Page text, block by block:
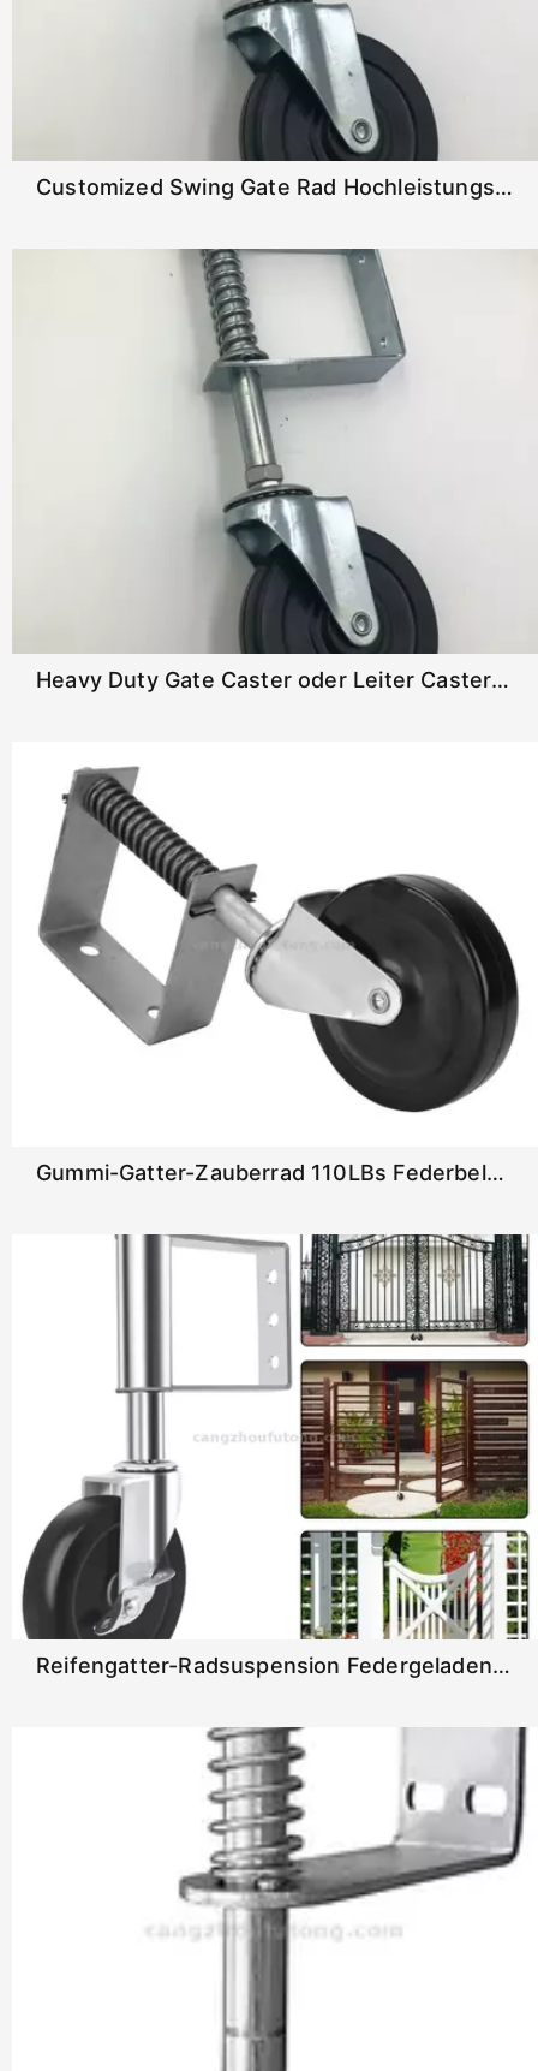
Customized Swing Gate Rad Hochleistungsfeder geladenes Tor Caster für Vinyl-Gates
Heavy Duty Gate Caster oder Leiter Caster Spring mit 4 "Rad geladen
Gummi-Gatter-Zauberrad 110LBs Federbelastetes Swivel-Zaun-Gate-Rad mit Universalhalterung
Reifengatter-Radsuspension Federgeladene Holzkettenkette Gate Caster Rad